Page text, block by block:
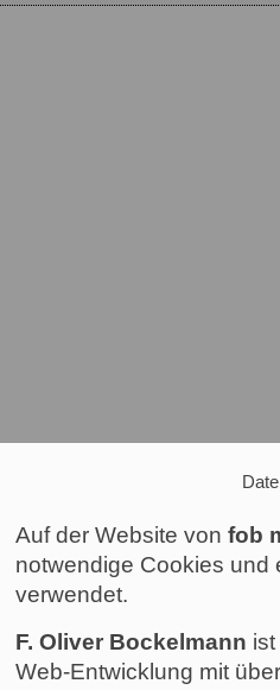
Auf der Website von fob
notwendige Cookies und
verwendet.
F. Oliver Bockelmann
Web-Entwicklung mit